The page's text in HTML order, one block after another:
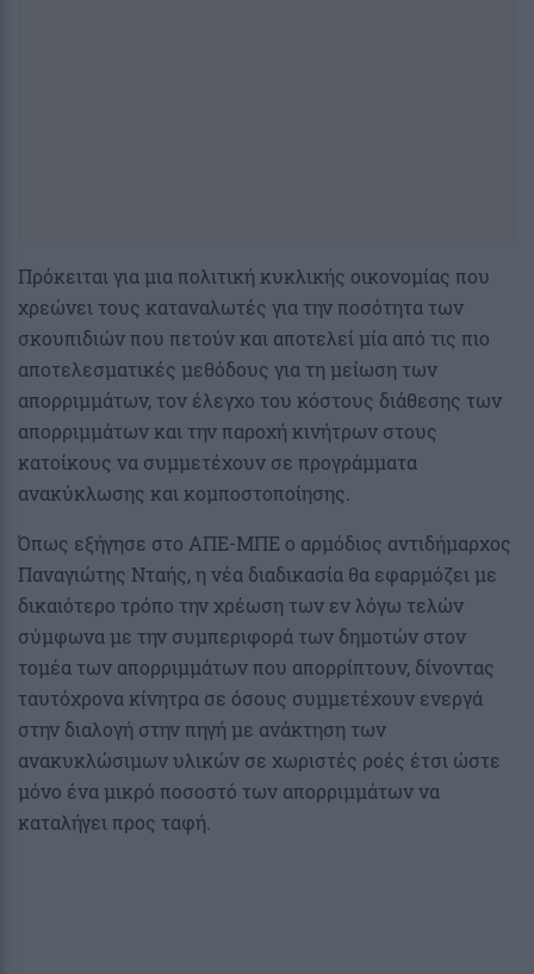
Πρόκειται για μια πολιτική κυκλικής οικονομίας που
χρεώνει τους καταναλωτές για την ποσότητα των
σκουπιδιών που πετούν και αποτελεί μία από τις πιο
αποτελεσματικές μεθόδους για τη μείωση των
απορριμμάτων, τον έλεγχο του κόστους διάθεσης των
απορριμμάτων και την παροχή κινήτρων στους
κατοίκους να συμμετέχουν σε προγράμματα
ανακύκλωσης και κομποστοποίησης.
Όπως εξήγησε στο ΑΠΕ-ΜΠΕ ο αρμόδιος αντιδήμαρχος
Παναγιώτης Νταής, η νέα διαδικασία θα εφαρμόζει με
δικαιότερο τρόπο την χρέωση των εν λόγω τελών
σύμφωνα με την συμπεριφορά των δημοτών στον
τομέα των απορριμμάτων που απορρίπτουν, δίνοντας
ταυτόχρονα κίνητρα σε όσους συμμετέχουν ενεργά
στην διαλογή στην πηγή με ανάκτηση των
ανακυκλώσιμων υλικών σε χωριστές ροές έτσι ώστε
μόνο ένα μικρό ποσοστό των απορριμμάτων να
καταλήγει προς ταφή.